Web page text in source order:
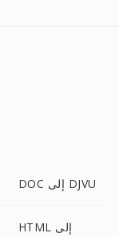
DOC إلى DJVU
HTML إلى